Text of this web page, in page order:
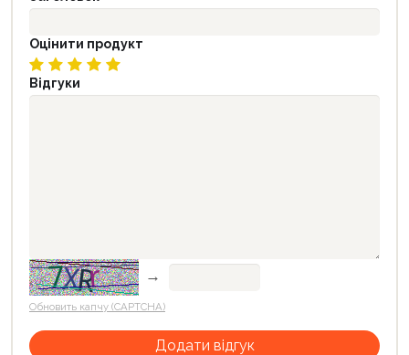
Оцінити продукт
Відгуки
→
Обновить капчу (CAPTCHA)